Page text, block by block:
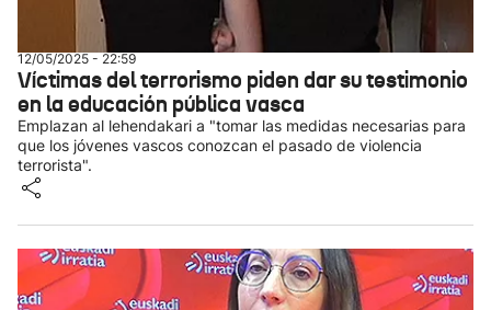
12/05/2025 - 22:59
Víctimas del terrorismo piden dar su testimonio
en la educación pública vasca
Emplazan al lehendakari a "tomar las medidas necesarias para
que los jóvenes vascos conozcan el pasado de violencia
terrorista".